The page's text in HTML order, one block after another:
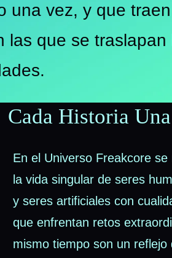
una vez, y que traen
las que se traslapan
Cada Historia
En el Universo Freakcore
la vida singular de seres
y seres artificiales con
que enfrentan retos
mismo tiempo son un reflejo